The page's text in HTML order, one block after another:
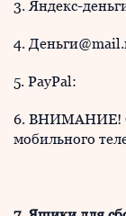
3. Яндекс-
4.
5. PayPal:
6. ВНИМАНИЕ!
мобильного